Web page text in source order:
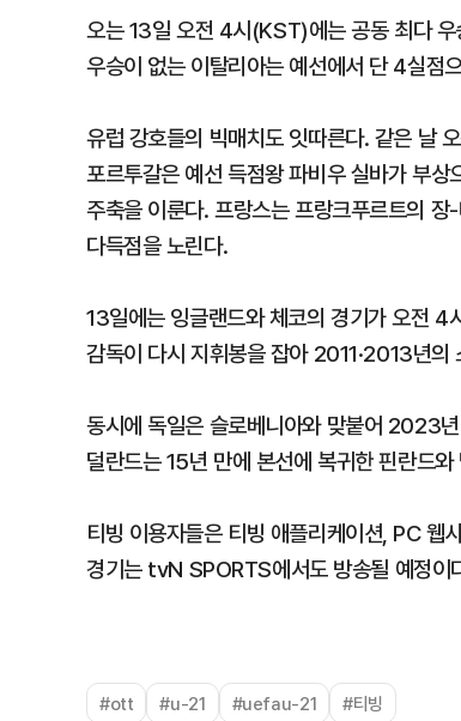
오는 13일 오전 4시(KST)에는 공동 최다
우승이 없는 이탈리아는 예선에서 단 4실점
유럽 강호들의 빅매치도 잇따른다. 같은 날
포르투갈은 예선 득점왕 파비우 실바가 부
주축을 이룬다. 프랑스는 프랑크푸르트의
다득점을 노린다.
13일에는 잉글랜드와 체코의 경기가 오전
감독이 다시 지휘봉을 잡아 2011·2013년의
동시에 독일은 슬로베니아와 맞붙어 2023
덜란드는 15년 만에 본선에 복귀한 핀란드
티빙 이용자들은 티빙 애플리케이션, PC
경기는 tvN SPORTS에서도 방송될 예정이
#ott #u-21 #uefau-21 #티빙